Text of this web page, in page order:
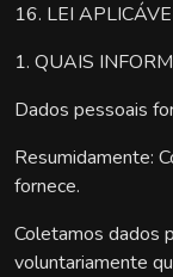
16. LEI
1. QUAIS
Dados pessoais
Resumidamente:
fornece.
Coletamos dados
voluntariamente